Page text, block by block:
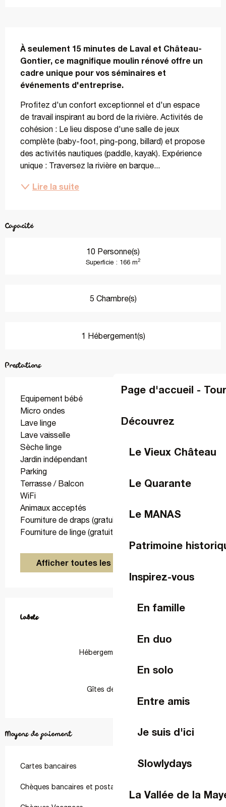
Page d'accueil -
Découvrez
Le Vieux Château
Le Quarante
Le MANAS
Patrimoine
Inspirez-vous
En famille
En duo
En solo
Entre amis
Je suis d'ici
Slowlydays
La Vallée de la
À seulement 15 minutes de Laval et Château-
Gontier, ce magnifique moulin rénové offre un
cadre unique pour vos séminaires et
événements d'entreprise.
Profitez d'un confort exceptionnel et d'un espace
de travail inspirant au bord de la rivière. Activités de
cohésion : Le lieu dispose d'une salle de jeux
complète (baby-foot, ping-pong, billard) et propose
des activités nautiques (paddle, kayak). Expérience
unique : Traversez la rivière en barque...
Lire la suite
Capacité
10 Personne(s)
Superficie : 166 m2
5 Chambre(s)
1 Hébergement(s)
Prestations
Equipement bébé
Micro ondes
Lave linge
Lave vaisselle
Sèche linge
Jardin indépendant
Parking
Terrasse / Balcon
WiFi
Animaux acceptés
Fourniture de draps (gratuit)
Fourniture de linge (gratuit)
Afficher toutes les prestations
Labels
Labels
Hébergement Pêche
Gîtes de France
Moyens de paiement
Cartes bancaires
Chèques bancaires et postaux